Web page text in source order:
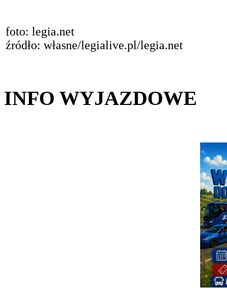
foto: legia.net
źródło: własne/legialive.pl/legia.net
INFO WYJAZDOWE